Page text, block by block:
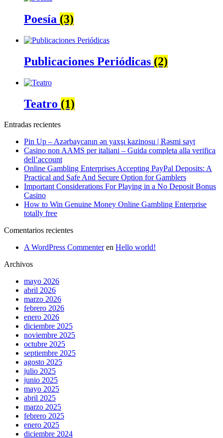
Poesía (3)
Publicaciones Periódicas (2)
Teatro (1)
Entradas recientes
Pin Up – Azərbaycanın ən yaxşı kazinosu | Rəsmi sayt
Casino non AAMS per italiani – Guida completa alla verifica
dell’account
Online Gambling Enterprises Accepting PayPal Deposits: A
Practical and Safe And Secure Option for Gamblers
Important Considerations For Playing in a No Deposit Bonus
Casino
How to Win Genuine Money Online Gambling Enterprise
totally free
Comentarios recientes
A WordPress Commenteren Hello world!
Archivos
mayo 2026
abril 2026
marzo 2026
febrero 2026
enero 2026
diciembre 2025
noviembre 2025
octubre 2025
septiembre 2025
agosto 2025
julio 2025
junio 2025
mayo 2025
abril 2025
marzo 2025
febrero 2025
enero 2025
diciembre 2024